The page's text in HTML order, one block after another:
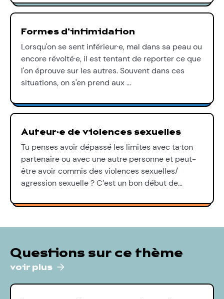
Formes d'intimidation
Lorsqu'on se sent inférieur·e, mal dans sa peau ou
encore révolté·e, il est tentant de reporter ce que
l'on éprouve sur les autres. Souvent dans ces
situations, on s'en prend aux …
Auteur·e de violences sexuelles
Tu penses avoir dépassé les limites avec ta·ton
partenaire ou avec une autre personne et peut-
être avoir commis des violences sexuelles/
agression sexuelle ? C’est un bon début de…
Questions sur ce thème
voir plus